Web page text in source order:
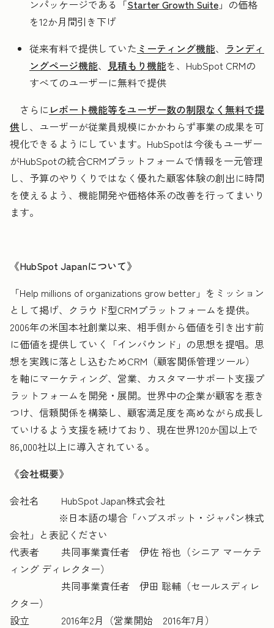
ンパッケージである「Starter Growth Suite 」の価格
を12か月間引き下げ
従来有料で提供していた ミーティング機能、
ランディ
ングページ機能、 見積もり機能を、HubSpot CRMの
すべてのユーザーに無料で提供
さらに レポート機能等をユーザー数の制限なく無料で提
供 し、ユーザーが従業員規模にかかわらず事業の成果を可
視化できるようにしています。HubSpotは今後もユーザー
がHubSpotの統合CRMプラットフォームで情報を一元管理
し、予算のやりくりではなく優れた顧客体験の創出に時間
を使えるよう、機能開発や価格体系の改善を行ってまいり
ます。
《HubSpot Japanについて》
「Help millions of organizations grow better」をミッション
として掲げ、クラウド型CRMプラットフォームを提供。
2006年の米国本社創業以来、相手側から価値を引き出す前
に価値を提供していく「インバウンド」の思想を提唱。思
想を実践に落とし込むためCRM（顧客関係管理ツール）
を軸にマーケティング、営業、カスタマーサポート支援プ
ラットフォームを開発・展開。世界中の企業が顧客を惹き
つけ、信頼関係を構築し、顧客満足度を高めながら成長し
ていけるよう支援を続けており、現在世界120か国以上で
86,000社以上に導入されている。
《会社概要》
会社名 HubSpot Japan株式会社
※日本語の場合「ハブスポット・ジャパン株式
会社」と表記ください
代表者 共同事業責任者 伊佐 裕也（シニア マーケテ
ィング ディレクター）
共同事業責任者 伊田 聡輔（セールスディレ
クター）
設立 2016年2月（営業開始 2016年7月）